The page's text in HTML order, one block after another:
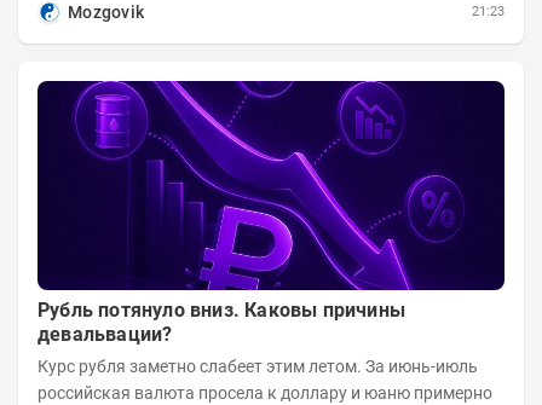
Mozgovik
21:23
Рубль потянуло вниз. Каковы причины
девальвации?
Курс рубля заметно слабеет этим летом. За июнь-июль
российская валюта просела к доллару и юаню примерно